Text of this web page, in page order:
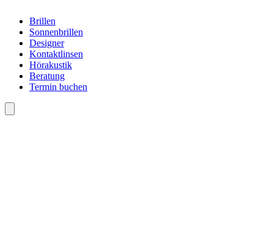
Brillen
Sonnenbrillen
Designer
Kontaktlinsen
Hörakustik
Beratung
Termin buchen